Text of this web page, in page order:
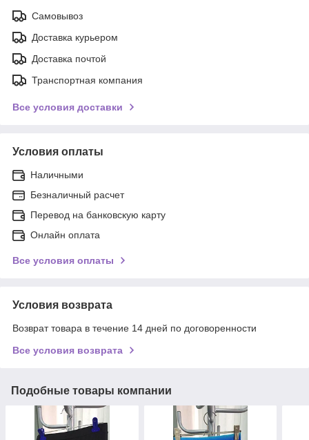
Самовывоз
Доставка курьером
Доставка почтой
Транспортная компания
Все условия доставки
Условия оплаты
Наличными
Безналичный расчет
Перевод на банковскую карту
Онлайн оплата
Все условия оплаты
Условия возврата
Возврат товара в течение 14 дней по договоренности
Все условия возврата
Подобные товары компании